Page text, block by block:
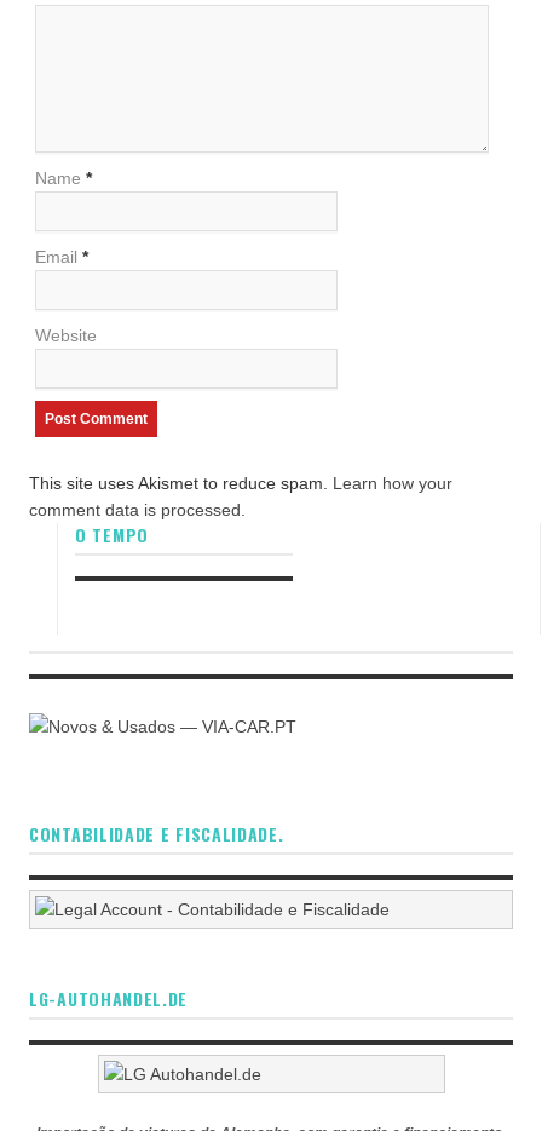
Name *
Email *
Website
This site uses Akismet to reduce spam. Learn how your
comment data is processed.
O TEMPO
CONTABILIDADE E FISCALIDADE.
LG-AUTOHANDEL.DE